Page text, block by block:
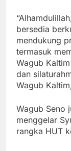
bersedia
mendukung
termasuk
Wagub
dan
Wagub
Wagub Seno
menggelar
rangka HUT